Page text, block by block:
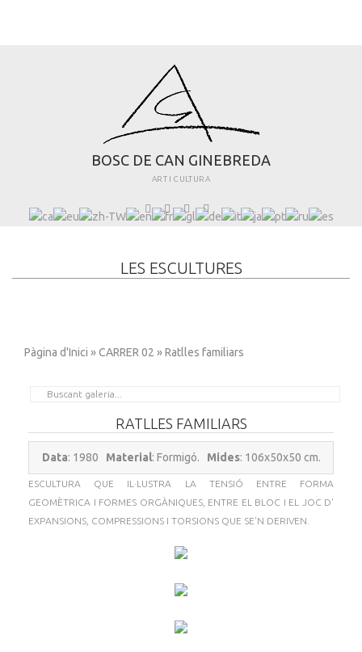
BOSC DE CAN GIN EBREDA
ART I CULTURA
LES ESCULTURES
Pàgina d'Inici »CARRER 02 » Ratlles familiars
RATLLES FAMILIARS
Data: 1980 Material: Formigó. Mides: 106x50x50 cm.
ESCULTURA QUE IL·LUSTRA LA TENSIÓ ENTRE FORMA
GEOMÈTRICA I FORMES ORGÀNIQUES, ENTRE EL BLOC I EL JOC D'
EXPANSIONS, COMPRESSIONS I TORSIONS QUE SE’N DERIVEN.